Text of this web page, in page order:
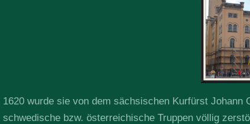
1620 wurde sie von dem sächsischen Kurfürst Johann
schwedische bzw. österreichische Truppen völlig